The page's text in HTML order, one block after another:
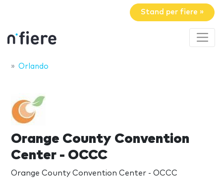
Stand per fiere »
Orlando
Orange County Convention
Center - OCCC
Orange County Convention Center - OCCC